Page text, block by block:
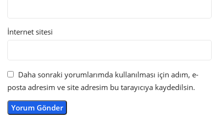
İnternet sitesi
Daha sonraki yorumlarımda kullanılması için adım, e-
posta adresim ve site adresim bu tarayıcıya kaydedilsin.